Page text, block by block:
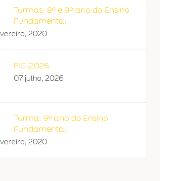
Turmas: 8º e 9º ano do Ensino
Fundamental
2020
FIC-2026
07 julho, 2026
Turma: 9º ano do Ensino
Fundamental
2020